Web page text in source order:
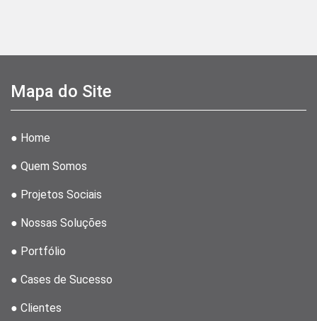
Mapa do Site
● Home
● Quem Somos
● Projetos Sociais
● Nossas Soluções
● Portfólio
● Cases de Sucesso
● Clientes